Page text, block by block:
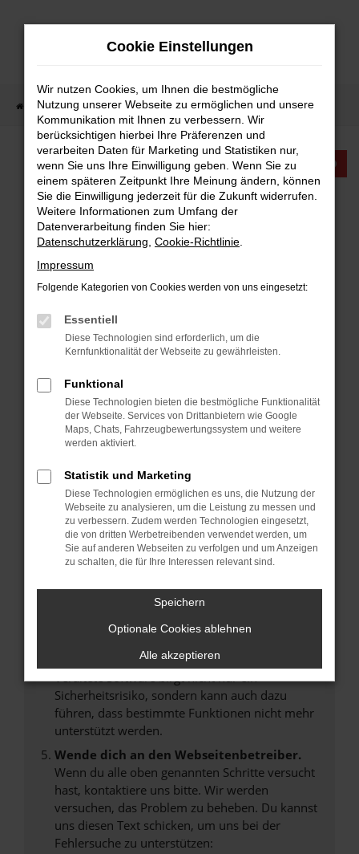
Zum
Startseite Fahrzeugangebote Fahrzeugangebote
KTW INTERNATIONAL
FAHRZEUGANGEBOTE
Beim Laden ist ein Fehler aufgetreten.
Hier sind ein paar Tipps, die dir helfen können:
Überprüfe deine Firewall und deine
Internetverbindung.
Laden andere Webseiten, zum Beispiel deine
Suchmaschine?
Manche Erweiterungen, wie Werbeblocker,
können das Laden bestimmter Seiten
verhindern. Funktioniert die Seite in einem
anderen Browser oder in einem privaten
Fenster?
Starte dein Gerät neu.
Probleme zu beheben.
Stelle sicher, dass dein Browser und dein
Veraltete Software birgt nicht nur ein
Sicherheitsrisiko, sondern kann auch dazu
führen, dass bestimmte Funktionen nicht mehr
unterstützt werden.
Wende dich an den Webseitenbetreiber.
Wenn du alle oben genannten Schritte versucht
hast, kontaktiere uns bitte. Wir werden
versuchen, das Problem zu beheben. Du kannst
uns diesen Text schicken, um uns bei der
Fehlersuche zu unterstützen:
Cookie Einstellungen
Wir nutzen Cookies, um Ihnen die bestmögliche
Nutzung unserer Webseite zu ermöglichen und unsere
Kommunikation mit Ihnen zu verbessern. Wir
berücksichtigen hierbei Ihre Präferenzen und
verarbeiten Daten für Marketing und Statistiken nur,
wenn Sie uns Ihre Einwilligung geben. Wenn Sie zu
einem späteren Zeitpunkt Ihre Meinung ändern, können
Sie die Einwilligung jederzeit für die Zukunft widerrufen.
Weitere Informationen zum Umfang der
Datenverarbeitung finden Sie hier:
Datenschutzerklärung Cookie-Richtlinie
Impressum
Folgende Kategorien von Cookies werden von uns eingesetzt:
Essentiell
Diese Technologien sind erforderlich, um die
Kernfunktionalität der Webseite zu gewährleisten.
Funktional
Diese Technologien bieten die bestmögliche Funktionalität
der Webseite. Services von Drittanbietern wie Google
Maps, Chats, Fahrzeugbewertungssystem und weitere
werden aktiviert.
Statistik und Marketing
Diese Technologien ermöglichen es uns, die Nutzung der
Webseite zu analysieren, um die Leistung zu messen und
zu verbessern. Zudem werden Technologien eingesetzt,
die von dritten Werbetreibenden verwendet werden, um
Sie auf anderen Webseiten zu verfolgen und um Anzeigen
zu schalten, die für Ihre Interessen relevant sind.
Speichern
Optionale Cookies ablehnen
Alle akzeptieren